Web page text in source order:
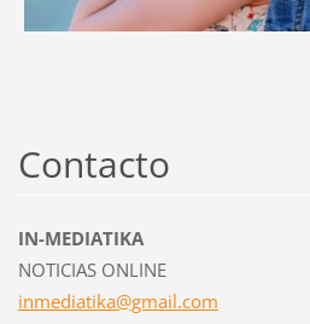
Contacto
IN-MEDIATIKA
NOTICIAS ONLINE
inmediatika@gmail.com